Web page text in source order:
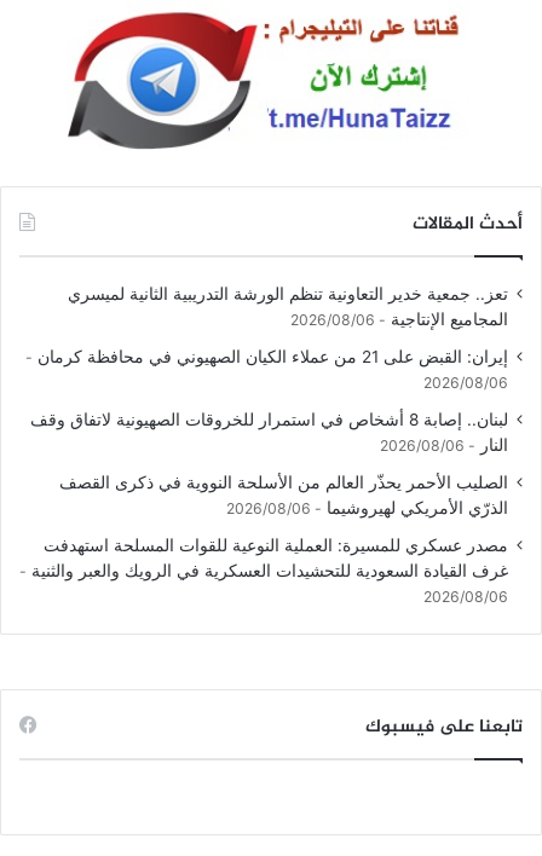
أحدث المقالات
تعز.. جمعية خدير التعاونية تنظم الورشة التدريبية الثانية لميسري
المجاميع الإنتاجية
2026/08/06
إيران: القبض على 21 من عملاء الكيان الصهيوني في محافظة كرمان
2026/08/06
لبنان.. إصابة 8 أشخاص في استمرار للخروقات الصهيونية لاتفاق وقف
النار
2026/08/06
الصليب الأحمر يحذّر العالم من الأسلحة النووية في ذكرى القصف
الذرّي الأمريكي لهيروشيما
2026/08/06
مصدر عسكري للمسيرة: العملية النوعية للقوات المسلحة استهدفت
غرف القيادة السعودية للتحشيدات العسكرية في الرويك والعبر والثنية
2026/08/06
تابعنا على فيسبوك